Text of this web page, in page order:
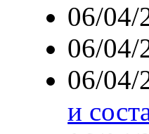
06/04/
06/04/
06/04/
и